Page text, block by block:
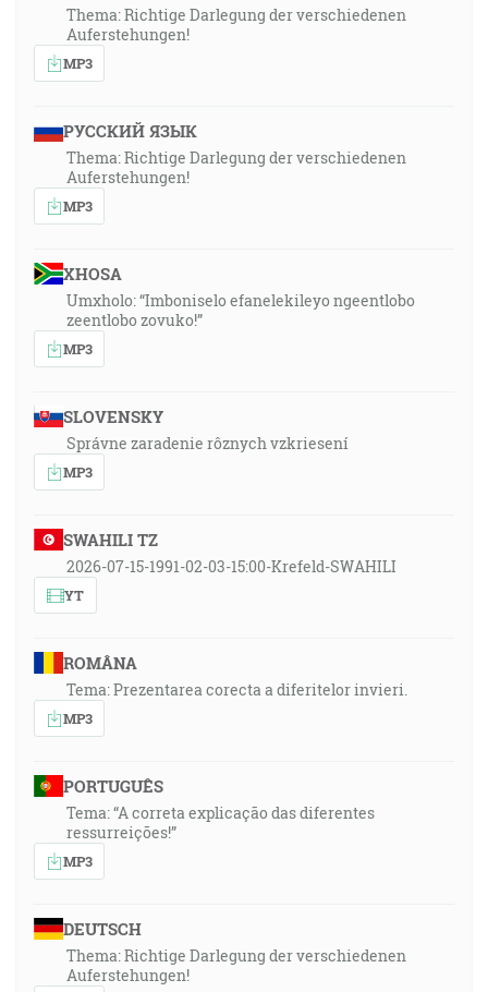
Thema: Richtige Darlegung der verschiedenen
Auferstehungen!
MP3
РУССКИЙ ЯЗЫК
Thema: Richtige Darlegung der verschiedenen
Auferstehungen!
MP3
XHOSA
Umxholo: “Imboniselo efanelekileyo ngeentlobo
zeentlobo zovuko!”
MP3
SLOVENSKY
Správne zaradenie rôznych vzkriesení
MP3
SWAHILI TZ
2026-07-15-1991-02-03-15:00-Krefeld-SWAHILI
YT
ROMÂNA
Tema: Prezentarea corecta a diferitelor invieri.
MP3
PORTUGUÊS
Tema: “A correta explicação das diferentes
ressurreições!”
MP3
DEUTSCH
Thema: Richtige Darlegung der verschiedenen
Auferstehungen!